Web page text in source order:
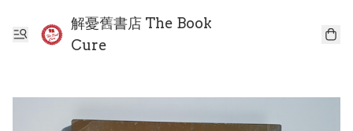
解憂舊書店 The Book
Cure